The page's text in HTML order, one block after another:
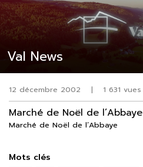
Val News
12 décembre 2002 | 1 631 vues
Marché de Noël de l’Abbaye
Marché de Noël de l’Abbaye
Mots clés